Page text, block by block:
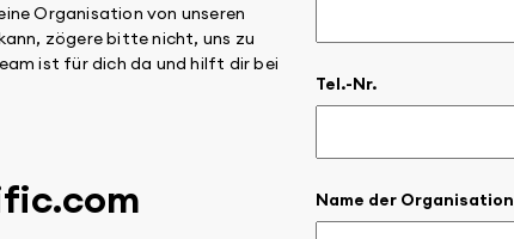
Organisation von unseren
zögere bitte nicht, uns zu
ist für dich da und hilft dir bei
Tel.-Nr.
Name der Organisation